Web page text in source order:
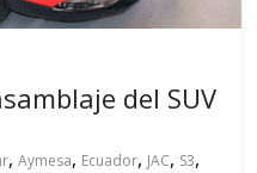
del SUV
,Aymesa, Ecuador, JAC, S3,